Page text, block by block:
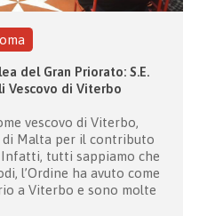
del Gran Priorato: S.E.
Vescovo di Viterbo
vescovo di Viterbo,
di Malta per il contributo
tutti sappiamo che
l’Ordine ha avuto come
a Viterbo e sono molte